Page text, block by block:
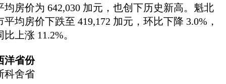
均房价为 642,030 加元，也创下历史新高。魁北
平均房价下跌至 419,172 加元，环比下降 3.0%，
比上涨 11.2%。
洋省份
科舍省